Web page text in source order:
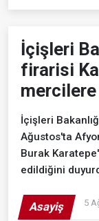
İçişleri
firarisi
İçişleri
Ağustos'ta
Burak
edildiğini
Asayiş 5